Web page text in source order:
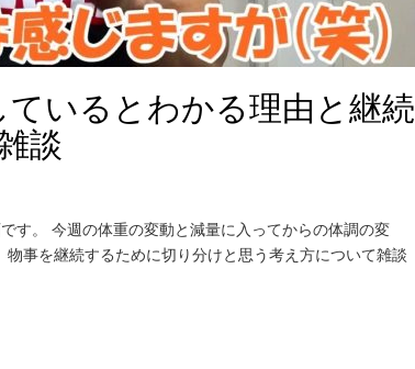
いるとわかる理由と継続
談
す。 今週の体重の変動と減量に入ってからの体調の変
事を継続するために切り分けと思う考え方について雑談